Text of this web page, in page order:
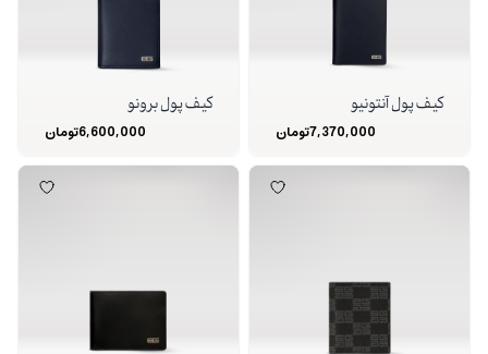
کیف پول آنتونیو
7,370,000تومان
کیف پول برونو
6,600,000تومان